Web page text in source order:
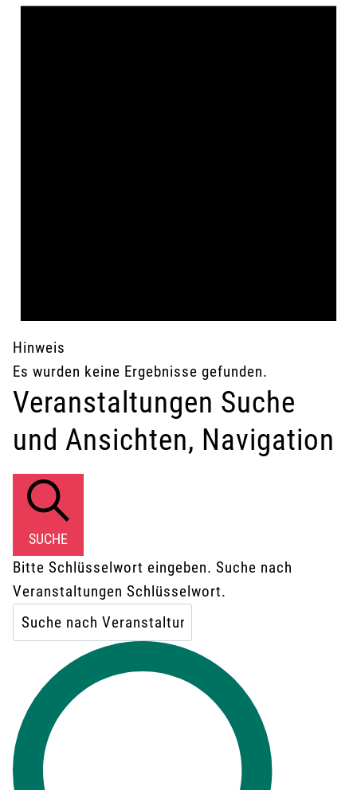
Hinweis
Es wurden keine Ergebnisse gefunden.
Veranstaltungen Suche
und Ansichten, Navigation
SUCHE
Bitte Schlüsselwort eingeben. Suche nach
Veranstaltungen Schlüsselwort.